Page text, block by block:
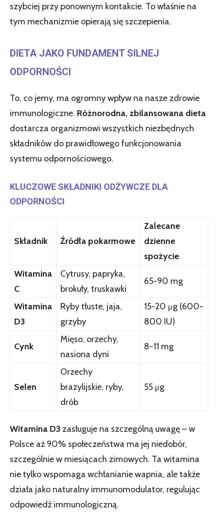
szybciej przy ponownym kontakcie. To właśnie na
tym mechanizmie opierają się szczepienia.
DIETA JAKO FUNDAMENT SILNEJ
ODPORNOŚCI
To, co jemy, ma ogromny wpływ na nasze zdrowie
immunologiczne. Różnorodna, zbilansowana dieta
dostarcza organizmowi wszystkich niezbędnych
składników do prawidłowego funkcjonowania
systemu odpornościowego.
KLUCZOWE SKŁADNIKI ODŻYWCZE DLA
ODPORNOŚCI
Składnik Źródła pokarmowe
Zalecane
dzienne
spożycie
Witamina
C
Cytrusy, papryka,
brokuły, truskawki
65-90 mg
Witamina
D3
Ryby tłuste, jaja,
grzyby
15-20 μg (600-
800 IU)
Cynk
Mięso, orzechy,
nasiona dyni
8-11 mg
Selen
Orzechy
brazylijskie, ryby,
drób
55 μg
Witamina D3 zasługuje na szczególną uwagę – w
Polsce aż 90% społeczeństwa ma jej niedobór,
szczególnie w miesiącach zimowych. Ta witamina
nie tylko wspomaga wchłanianie wapnia, ale także
działa jako naturalny immunomodulator, regulując
odpowiedź immunologiczną.